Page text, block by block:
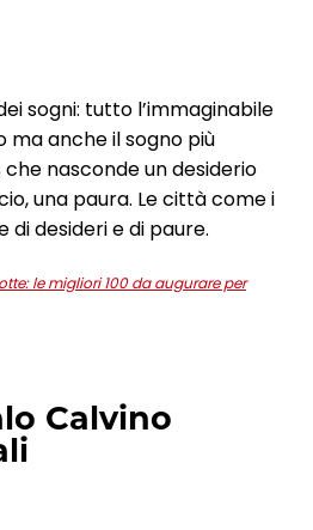
sogni: tutto l’immaginabile
ma anche il sogno più
nasconde un desiderio
una paura. Le città come i
di desideri e di paure.
le migliori 100 da augurare per
Calvino